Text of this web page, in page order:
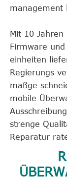
management
Mit 10
Firmware
einheiten
Regierungs
maßge
mobile
strenge
Reparatur